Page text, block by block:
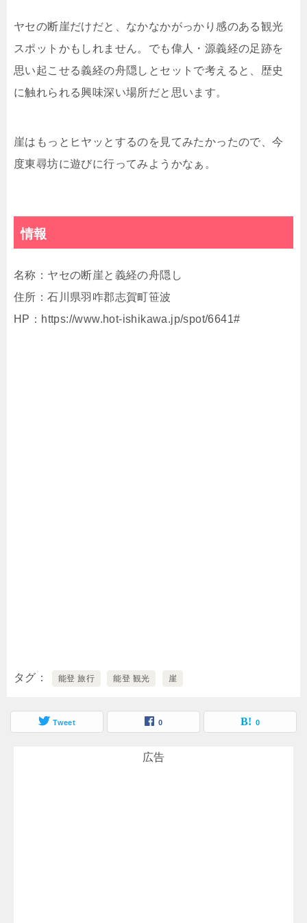
ヤセの断崖だけだと、なかなかがっかり感のある観光
スポットかもしれません。でも偉人・源義経の足跡を
思い起こせる義経の舟隠しとセットで考えると、歴史
に触れられる興味深い場所だと思います。
崖はもっとヒヤッとするのを見てみたかったので、今
度東尋坊に遊びに行ってみようかなぁ。
情報
名称：ヤセの断崖と義経の舟隠し
住所：石川県羽咋郡志賀町笹波
HP：https://www.hot-ishikawa.jp/spot/6641#
タグ 能登 旅行 能登 観光 崖
Tweet 0 0
広告